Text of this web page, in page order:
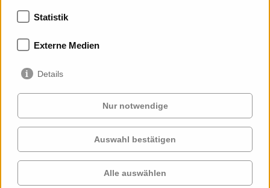
Memberships
Services
Cases
Clients
Projects
Profile Contact
Statistik
Externe Medien
Details
Nur notwendige
Auswahl bestätigen
Alle auswählen